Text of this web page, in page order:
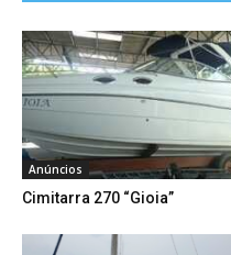
Anúncios
Cimitarra 270 “Gioia”